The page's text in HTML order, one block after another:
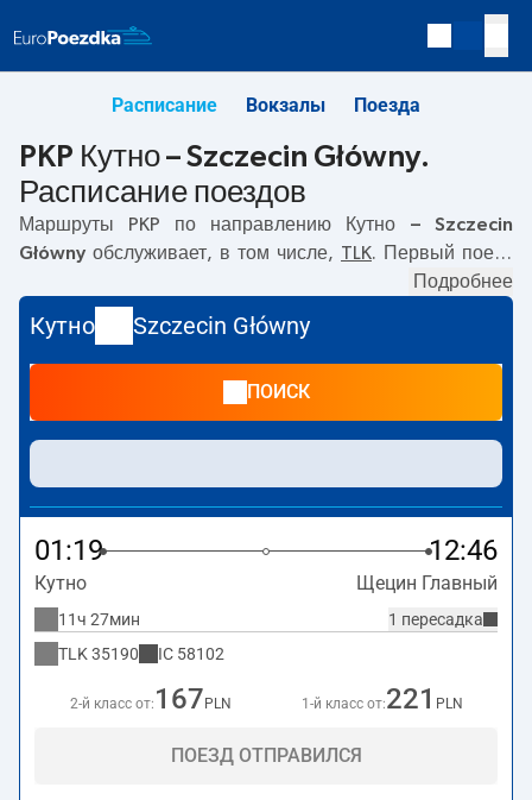
Расписание Вокзалы Поезда
PKP Кутно – Szczecin Główny.
Расписание поездов
Маршруты PKP по направлению
Кутно – Szczecin
Główny обслуживает, в том числе, TLK. Первый поезд
с вокзала PKP Кутно по адресу3
Maja, 99-300 Kutno
Szczecin Głównyтакже курсируют другие поезда:EIC, EIP
- предлагают более низкую цену билета и, как
правило, более долгое время в пути. Поезд заканчивает
маршрут на станции Szczecin Główny по адресу
Krzysztofa Kolumba 2, Szczecin
Подробнее
Кутно Szczecin Główny
ПОИСК
01:19 12:46
Кутно Щецин Главный
1 пересадка
11ч 27мин
TLK 35190 IC 58102
2-й класс от: 167 PLN 1-й класс от:221 PLN
ПОЕЗД ОТПРАВИЛСЯ